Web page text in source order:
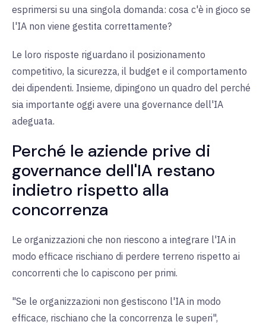
esprimersi su una singola domanda: cosa c'è in gioco se
l'IA non viene gestita correttamente?
Le loro risposte riguardano il posizionamento
competitivo, la sicurezza, il budget e il comportamento
dei dipendenti. Insieme, dipingono un quadro del perché
sia importante oggi avere una governance dell'IA
adeguata.
Perché le aziende prive di
governance dell'IA restano
indietro rispetto alla
concorrenza
Le organizzazioni che non riescono a integrare l'IA in
modo efficace rischiano di perdere terreno rispetto ai
concorrenti che lo capiscono per primi.
"Se le organizzazioni non gestiscono l'IA in modo
efficace, rischiano che la concorrenza le superi",